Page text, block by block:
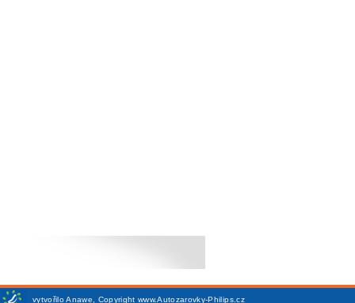
vytvořiloAnawe, Copyright www.Autozarovky-Philips.cz